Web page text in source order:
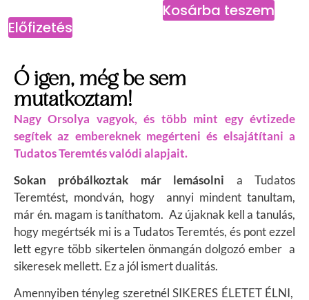
Előfizetés
Kosárba teszem
Ó igen, még be sem
mutatkoztam!
Nagy Orsolya vagyok, és több mint egy évtizede
segítek az embereknek megérteni és elsajátítani a
Tudatos Teremtés valódi alapjait.
Sokan próbálkoztak már lemásolni a Tudatos
Teremtést, mondván, hogy annyi mindent tanultam,
már én. magam is taníthatom. Az újaknak kell a tanulás,
hogy megértsék mi is a Tudatos Teremtés, és pont ezzel
lett egyre több sikertelen önmangán dolgozó ember a
sikeresek mellett. Ez a jól ismert dualitás.
Amennyiben tényleg szeretnél SIKERES ÉLETET ÉLNI,